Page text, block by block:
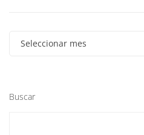
Seleccionar mes
Buscar